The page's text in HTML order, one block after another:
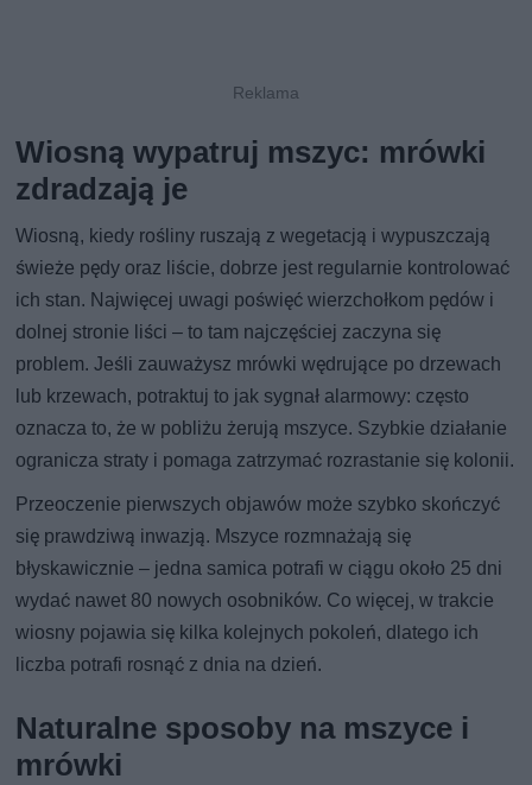
Wiosną wypatruj mszyc: mrówki
zdradzają je
Wiosną, kiedy rośliny ruszają z wegetacją i wypuszczają
świeże pędy oraz liście, dobrze jest regularnie kontrolować
ich stan. Najwięcej uwagi poświęć wierzchołkom pędów i
dolnej stronie liści – to tam najczęściej zaczyna się
problem. Jeśli zauważysz mrówki wędrujące po drzewach
lub krzewach, potraktuj to jak sygnał alarmowy: często
oznacza to, że w pobliżu żerują mszyce. Szybkie działanie
ogranicza straty i pomaga zatrzymać rozrastanie się kolonii.
Przeoczenie pierwszych objawów może szybko skończyć
się prawdziwą inwazją. Mszyce rozmnażają się
błyskawicznie – jedna samica potrafi w ciągu około 25 dni
wydać nawet 80 nowych osobników. Co więcej, w trakcie
wiosny pojawia się kilka kolejnych pokoleń, dlatego ich
liczba potrafi rosnąć z dnia na dzień.
Naturalne sposoby na mszyce i
mrówki